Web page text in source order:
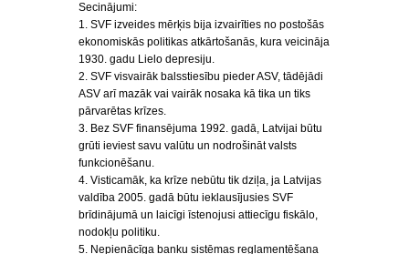
Secinājumi:
1. SVF izveides mērķis bija izvairīties no postošās
ekonomiskās politikas atkārtošanās, kura veicināja
1930. gadu Lielo depresiju.
2. SVF visvairāk balsstiesību pieder ASV, tādējādi
ASV arī mazāk vai vairāk nosaka kā tika un tiks
pārvarētas krīzes.
3. Bez SVF finansējuma 1992. gadā, Latvijai būtu
grūti ieviest savu valūtu un nodrošināt valsts
funkcionēšanu.
4. Visticamāk, ka krīze nebūtu tik dziļa, ja Latvijas
valdība 2005. gadā būtu ieklausījusies SVF
brīdinājumā un laicīgi īstenojusi attiecīgu fiskālo,
nodokļu politiku.
5. Nepienācīga banku sistēmas reglamentēšana